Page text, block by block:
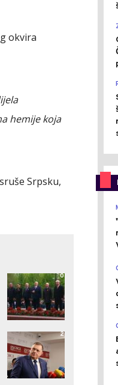
okvira
hemije koja
Srpsku,
0
2